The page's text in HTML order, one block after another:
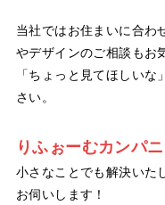
当社ではお住まいに合わ
やデザインのご相談もお
「ちょっと見てほしい
さい。
りふぉーむカンパ
小さなことでも解決いた
お伺いします！